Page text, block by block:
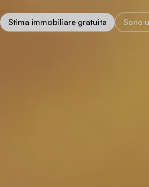
Stima immobiliare gratuita Sono